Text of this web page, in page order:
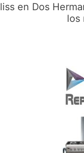
en Dos
los